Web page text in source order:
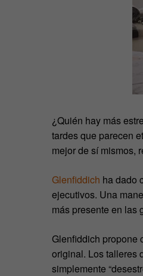
¿Quién hay más
tardes que parecen
mejor de sí mismos,
Glenfiddich ha dado
ejecutivos. Una
más presente en las
Glenfiddich propone
original. Los talleres
simplemente